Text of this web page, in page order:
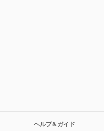
ヘルプ＆ガイド